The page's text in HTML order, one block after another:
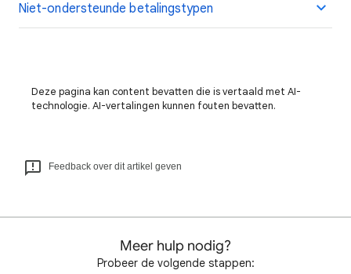
Niet-ondersteunde betalingstypen
Deze pagina kan content bevatten die is vertaald met AI-
technologie. AI-vertalingen kunnen fouten bevatten.
Feedback over dit artikel geven
Meer hulp nodig?
Probeer de volgende stappen: